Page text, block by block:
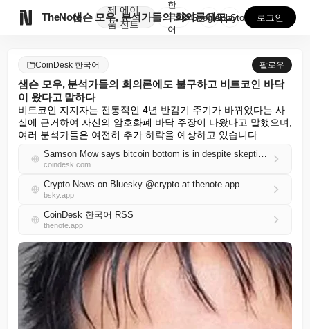
TheNote
제
품
에이
전트
샘슨 모우, 분석가들의 회의론에도 불구하고 비트코인 바...
한
국
어
GooglePlay
AppStore 로그인
CoinDesk 한국어 팔로우
샘슨 모우, 분석가들의 회의론에도 불구하고 비트코인 바닥
이 왔다고 말하다
비트코인 지지자는 전통적인 4년 반감기 주기가 바뀌었다는 사
실에 근거하여 자신의 암호화폐 바닥 주장이 나왔다고 말했으며,
여러 분석가들은 여전히 추가 하락을 예상하고 있습니다.
Samson Mow says bitcoin bottom is in despite skepticism from analysts
coindesk.com
Crypto News on Bluesky @crypto.at.thenote.app
bsky.app
CoinDesk 한국어 RSS
thenote.app